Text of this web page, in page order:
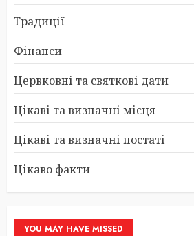
Традиції
Фінанси
Цервковні та святкові дати
Цікаві та визначні місця
Цікаві та визначні постаті
Цікаво факти
YOU MAY HAVE MISSED